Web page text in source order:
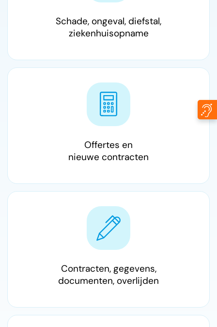
Schade, ongeval, diefstal,
ziekenhuisopname
Offertes en
nieuwe contracten
Contracten, gegevens,
documenten, overlijden